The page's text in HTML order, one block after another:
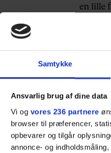
Samtykke
Ansvarlig brug af dine data
Vi og vores 236 partnere
browser til præferencer,
opbevarer og tilgår
annonce- og
en lille
Erik
rundt
tid, og
Midt i